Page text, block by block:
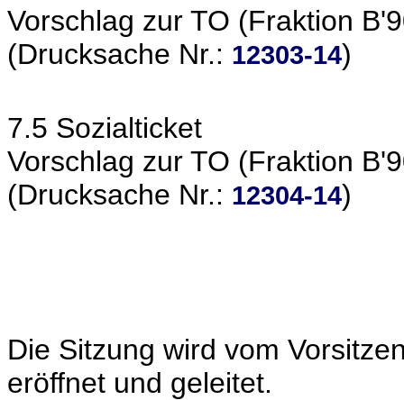
Vorschlag zur TO (Fraktion
(Drucksache Nr.: 12303-14)
7.5 Sozialticket
Vorschlag zur TO (Fraktion
(Drucksache Nr.: 12304-14)
Die Sitzung wird vom
eröffnet und geleitet.